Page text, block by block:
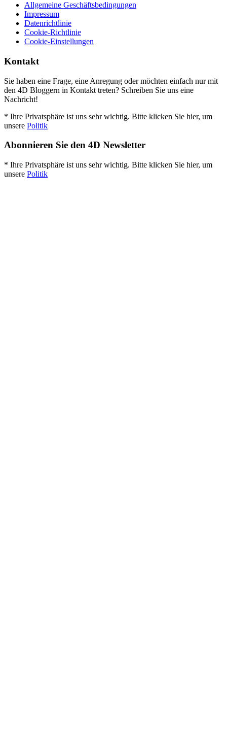
Allgemeine Geschäftsbedingungen
Impressum
Datenrichtlinie
Cookie-Richtlinie
Cookie-Einstellungen
Kontakt
Sie haben eine Frage, eine Anregung oder möchten einfach nur mit
den 4D Bloggern in Kontakt treten? Schreiben Sie uns eine
Nachricht!
* Ihre Privatsphäre ist uns sehr wichtig. Bitte klicken Sie hier, um
unsere Politik
Abonnieren Sie den 4D Newsletter
* Ihre Privatsphäre ist uns sehr wichtig. Bitte klicken Sie hier, um
unsere Politik